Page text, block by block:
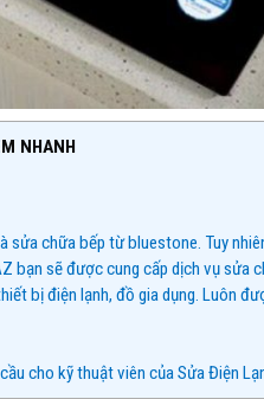
NHANH
sửa chữa bếp từ bluestone. Tuy
bạn sẽ được cung cấp dịch vụ sửa
bị điện lạnh, đồ gia dụng. Luôn
cho kỹ thuật viên của Sửa Điện